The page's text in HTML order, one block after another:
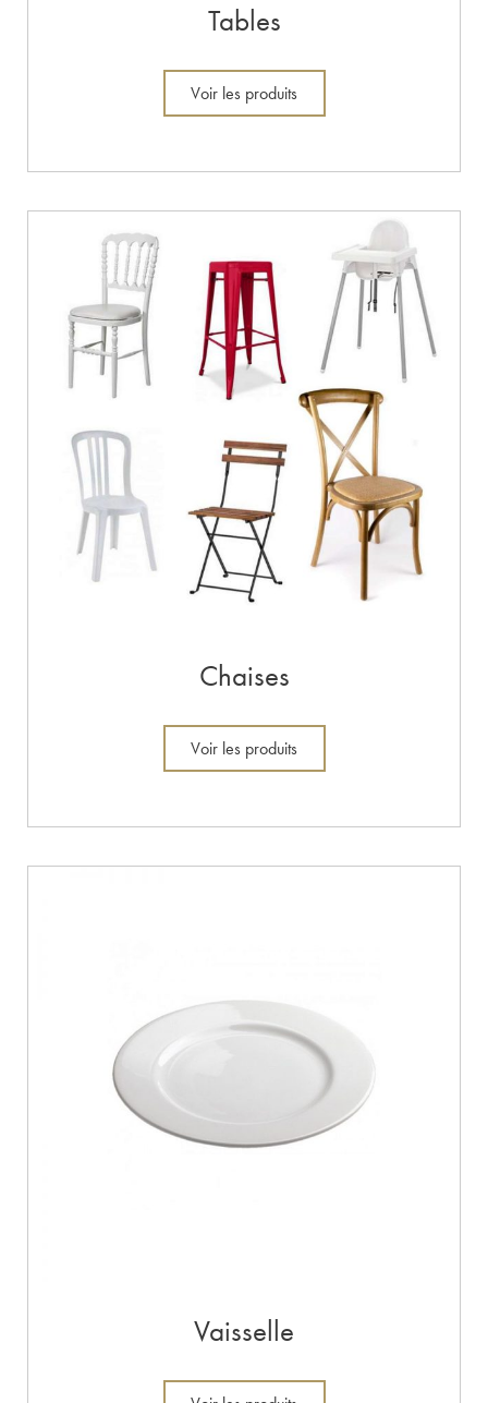
Tables
Voir les produits
Chaises
Voir les produits
Vaisselle